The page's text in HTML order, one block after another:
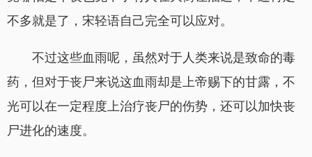
不多就是了，宋轻语自己完全可以应对。
不过这些血雨呢，虽然对于人类来说是致命的毒
药，但对于丧尸来说这血雨却是上帝赐下的甘露，不
光可以在一定程度上治疗丧尸的伤势，还可以加快丧
尸进化的速度。